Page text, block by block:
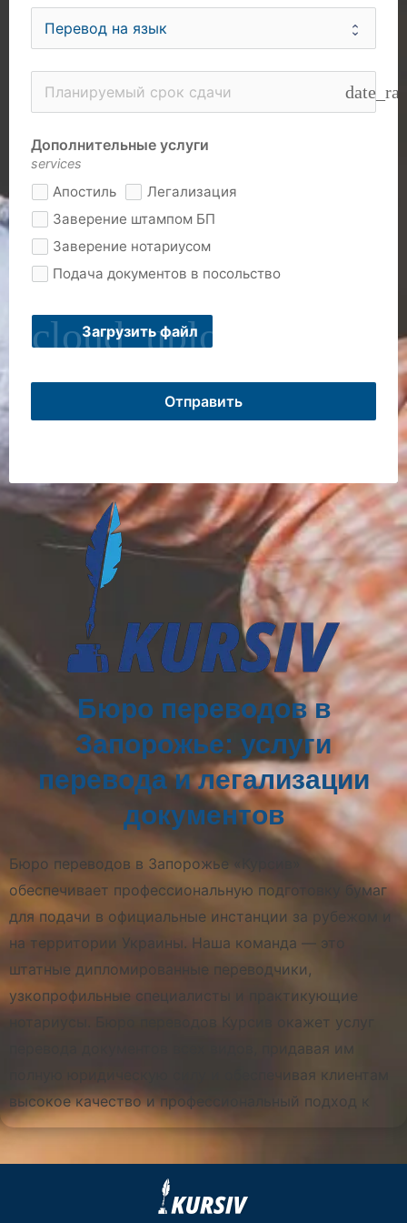
Бюро переводов в
Запорожье: услуги
перевода и легализации
документов
Бюро переводов в Запорожье «Курсив»
обеспечивает профессиональную подготовку бумаг
для подачи в официальные инстанции за рубежом и
на территории Украины. Наша команда — это
штатные дипломированные переводчики,
узкопрофильные специалисты и практикующие
нотариусы. Бюро переводов Курсив окажет услуг
перевода документов всех видов, придавая им
полную юридическую силу и обеспечивая клиентам
высокое качество и профессиональный подход к
каждому заказу.
Мы гарантируем, что каждый перевод документов
будет выполнен с максимальной точностью, а его
Дополнительные услуги
services
Апостиль
Легализация
Заверение штампом БП
Заверение нотариусом
Подача документов в посольство
cloud_upload
Загрузить файл
Отправить